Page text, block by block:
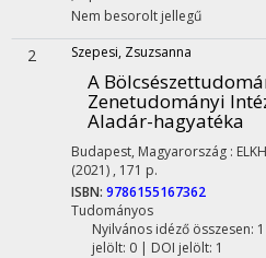
Nem besorolt jellegű
2 Szepesi, Zsuzsanna
A
Zenetudományi
Aladár-hagyatéka
Budapest, Magyarország :
(2021) , 171 p.
ISBN: 9786155167362
Tudományos
Nyilvános idéző összesen: 1
jelölt: 0 | DOI jelölt: 1